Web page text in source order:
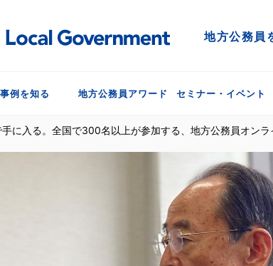
地方公務員
事例を知る 地方公務員アワード セミナー・イベント
に入る。全国で300名以上が参加する、地方公務員オン